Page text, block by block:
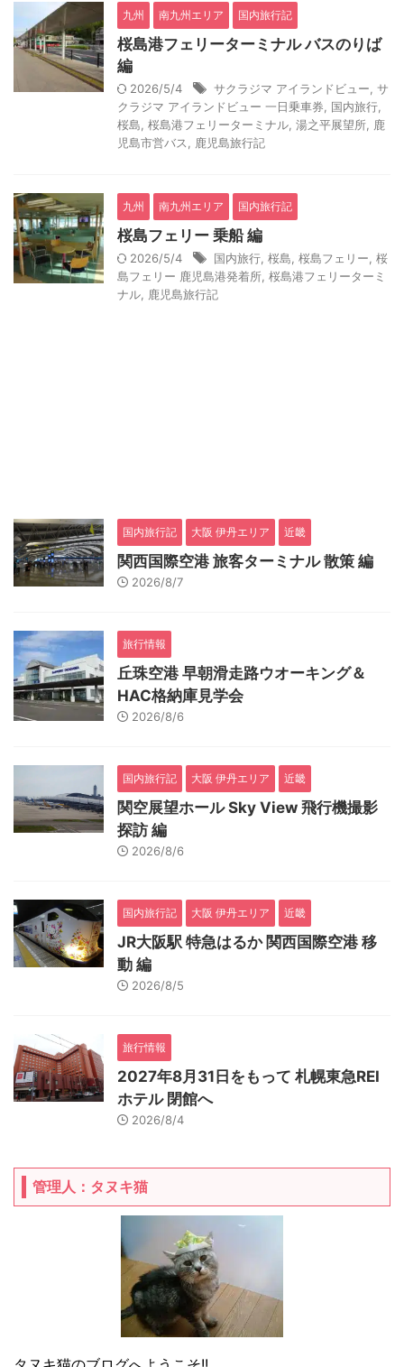
九州 南九州エリア 国内旅行記
桜島港フェリーターミナル バスのりば
編
2026/5/4 サクラジマ アイランドビュー サ
クラジマ アイランドビュー 一日乗車券
国内旅行
桜島 桜島港フェリーターミナル 湯之平展望所
鹿
児島市営バス
鹿児島旅行記
九州 南九州エリア 国内旅行記
桜島フェリー 乗船 編
2026/5/4 国内旅行 桜島 桜島フェリー 桜
島フェリー 鹿児島港発着所 桜島港フェリーターミ
ナル
鹿児島旅行記
国内旅行記 大阪 伊丹エリア 近畿
関西国際空港 旅客ターミナル 散策 編
2026/8/7
旅行情報
丘珠空港 早朝滑走路ウオーキング＆
HAC格納庫見学会
2026/8/6
国内旅行記 大阪 伊丹エリア 近畿
関空展望ホール Sky View 飛行機撮影
探訪 編
2026/8/6
国内旅行記 大阪 伊丹エリア 近畿
JR大阪駅 特急はるか 関西国際空港 移
動 編
2026/8/5
旅行情報
2027年8月31日をもって 札幌東急REI
ホテル 閉館へ
2026/8/4
管理人：タヌキ猫